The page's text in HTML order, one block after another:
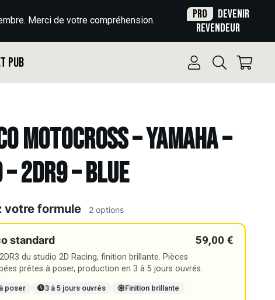
Merci de votre compréhension. Pro
Devenir
revendeur
Pub
Motocross – YAMAHA –
2DR9 – BLUE
votre formule 2 options
standard 59,00 €
du studio 2D Racing, finition brillante. Pièces
prêtes à poser, production en 3 à 5 jours ouvrés.
poser 3 à 5 jours ouvrés Finition brillante